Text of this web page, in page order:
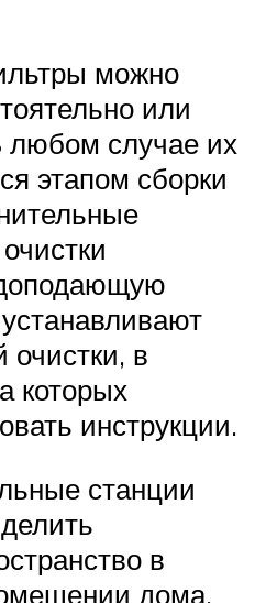
можно
или
любом случае их
этапом сборки
очистки, в
которых
инструкции.
станции
в
дома.